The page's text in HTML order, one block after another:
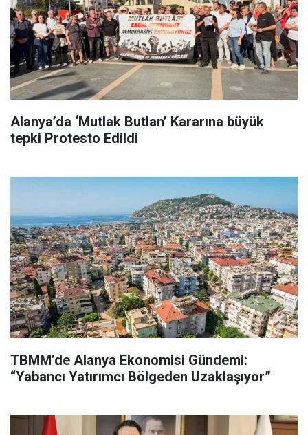
Alanya’da ‘Mutlak Butlan’ Kararına büyük
tepki Protesto Edildi
TBMM’de Alanya Ekonomisi Gündemi:
“Yabancı Yatırımcı Bölgeden Uzaklaşıyor”